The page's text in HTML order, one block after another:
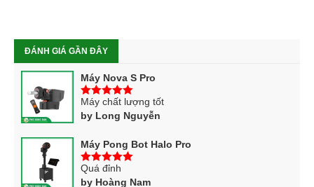
ĐÁNH GIÁ GẦN ĐÂY
Máy Nova S Pro
5trên 5
Máy chất lượng tốt
by Long Nguyễn
Máy Pong Bot Halo Pro
5trên 5
Quá đỉnh
by Hoàng Nam